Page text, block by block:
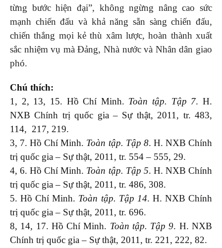
từng bước hiện đại”, không ngừng nâng cao sức
mạnh chiến đấu và khả năng sẵn sàng chiến đấu,
chiến thắng mọi kẻ thù xâm lược, hoàn thành xuất
sắc nhiệm vụ mà Đảng, Nhà nước và Nhân dân giao
phó.
Chú thích:
1, 2, 13, 15. Hồ Chí Minh. Toàn tập. Tập 7. H.
NXB Chính trị quốc gia – Sự thật, 2011, tr. 483,
114, 217, 219.
3, 7. Hồ Chí Minh. Toàn tập. Tập 8. H. NXB Chính
trị quốc gia – Sự thật, 2011, tr. 554 – 555, 29.
4, 6. Hồ Chí Minh. Toàn tập. Tập 5. H. NXB Chính
trị quốc gia – Sự thật, 2011, tr. 486, 308.
5. Hồ Chí Minh. Toàn tập. Tập 14. H. NXB Chính
trị quốc gia – Sự thật, 2011, tr. 696.
8, 14, 17. Hồ Chí Minh. Toàn tập. Tập 9. H. NXB
Chính trị quốc gia – Sự thật, 2011, tr. 221, 222, 82.